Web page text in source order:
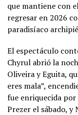
que mantiene con
regresar en 2026
paradisíaco
El espectáculo
Chyrul abrió la
Oliveira y Eguita,
eres mala”,
fue enriquecida por
Prezer el sábado,